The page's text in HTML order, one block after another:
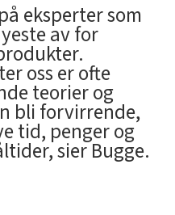
eksperter som
av for
oss er ofte
teorier og
bli forvirrende,
tid, penger og
sier Bugge.